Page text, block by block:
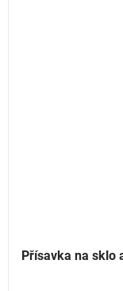
Přísavka na sklo